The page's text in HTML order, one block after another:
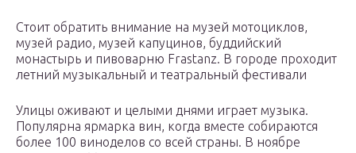
Стоит обратить внимание на музей мотоциклов,
музей радио, музей капуцинов, буддийский
монастырь и пивоварню Frastanz. В городе проходит
летний музыкальный и театральный фестивали
Улицы оживают и целыми днями играет музыка.
Популярна ярмарка вин, когда вместе собираются
более 100 виноделов со всей страны. В ноябре